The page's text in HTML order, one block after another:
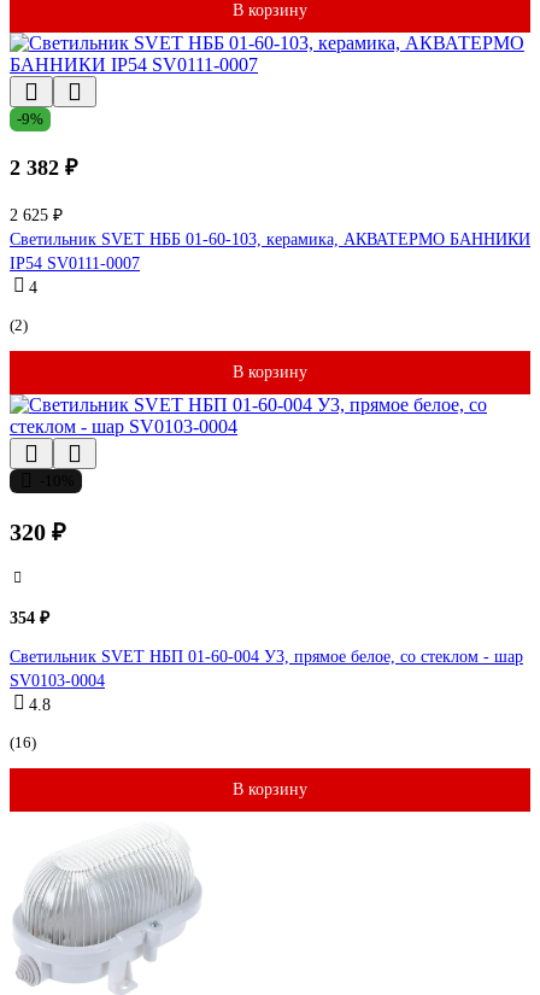
В корзину
-9%
2 382 ₽
2 625 ₽
Светильник SVET НББ 01-60-103, керамика, АКВАТЕРМО БАННИКИ
IP54 SV0111-0007
4
(2)
В корзину
320 ₽
354 ₽
Светильник SVET НБП 01-60-004 У3, прямое белое, со стеклом - шар
SV0103-0004
4.8
(16)
В корзину